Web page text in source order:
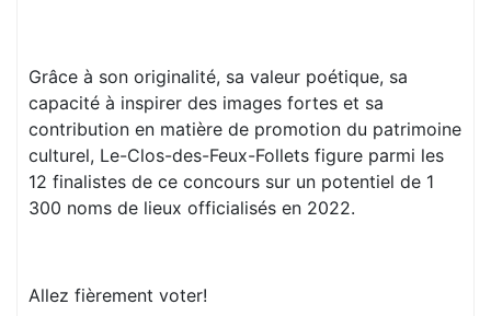
Grâce à son originalité, sa valeur poétique, sa
capacité à inspirer des images fortes et sa
contribution en matière de promotion du patrimoine
culturel, Le-Clos-des-Feux-Follets figure parmi les
12 finalistes de ce concours sur un potentiel de 1
300 noms de lieux officialisés en 2022.
Allez fièrement voter!